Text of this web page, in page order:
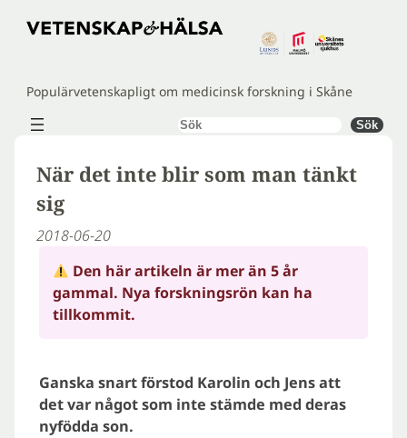
Hoppa
Populärvetenskapligt om medicinsk forskning i Skåne
Sök Sök
När det inte blir som man tänkt
sig
2018-06-20
Den här artikeln är mer än 5 år
gammal. Nya forskningsrön kan ha
tillkommit.
Ganska snart förstod Karolin och Jens att
det var något som inte stämde med deras
nyfödda son.